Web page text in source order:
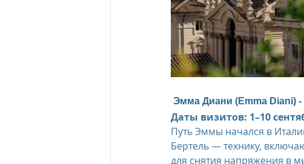
The Oberoi, Marrakech
Al Zorah Beach Resort Sun Resorts
Эмма Диани (Emma Diani)
Даты визитов: 1–10
Путь Эммы начался в
Бертель — технику,
для снятия напряжения в